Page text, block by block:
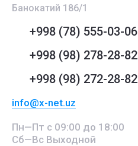
Банокатий 186/1
+998 (78) 555-03-06
+998 (98) 278-28-82
+998 (98) 272-28-82
info@x-net.uz
Пн—Пт с 09:00 до 18:00
Сб—Вс Выходной